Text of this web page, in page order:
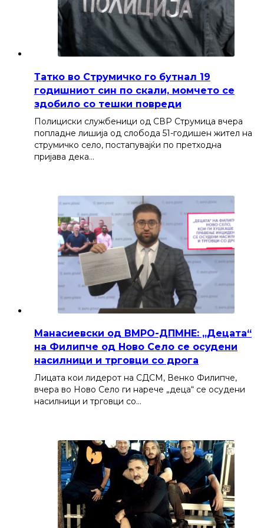
Татко во Струмичко го бутнал 19
годишниот син по скали, момчето се
здобило со тешки повреди
Полициски службеници од СВР Струмица вчера
попладне лишија од слобода 51-годишен жител на
струмичко село, постапувајќи по претходна
пријава дека…
Манасиевски од ВМРО-ДПМНЕ: „Децата“
на Филипче од Ново Село се осудени
насилници и трговци со дрога
Лицата кои лидерот на СДСМ, Венко Филипче,
вчера во Ново Село ги нарече „деца“ се осудени
насилници и трговци со…